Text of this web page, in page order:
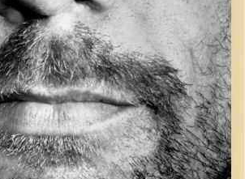
קרדיט תמונות: David Goehring